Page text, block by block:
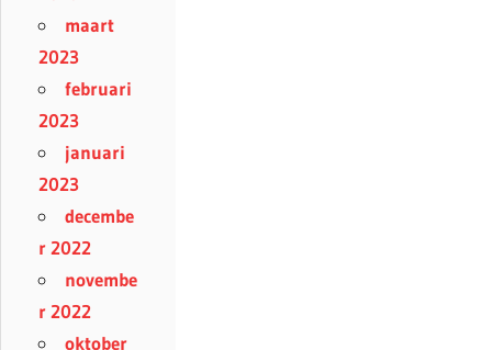
maart
2023
februari
2023
januari
2023
decembe
r 2022
novembe
r 2022
oktober